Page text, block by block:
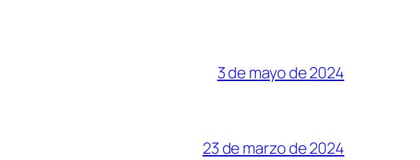
3 de mayo de 2024
23 de marzo de 2024